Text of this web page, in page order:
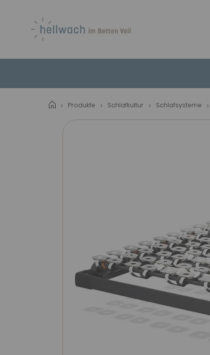
Produkte Schlafkultur Schlafsysteme